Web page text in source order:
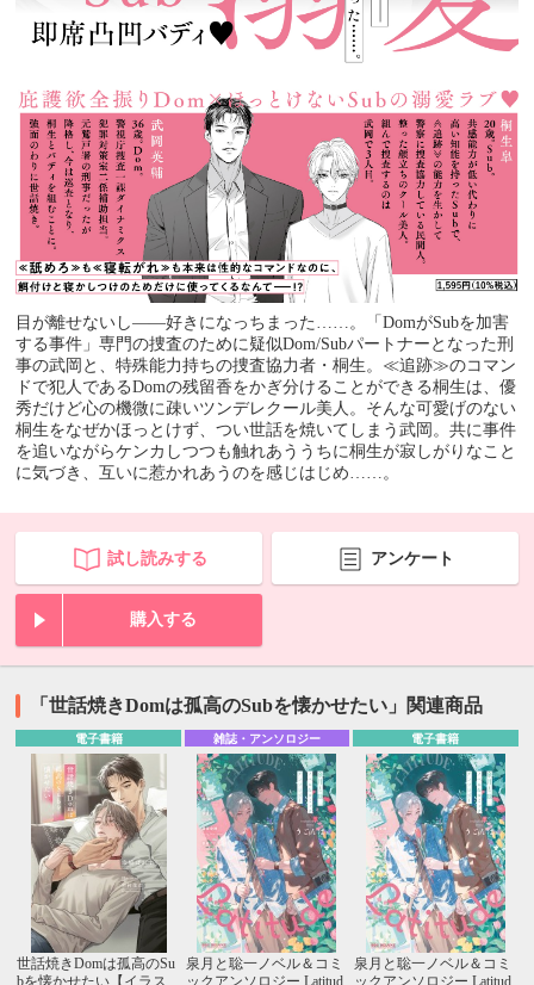
目が離せないし――好きになっちまった……。「DomがSubを加害
する事件」専門の捜査のために疑似Dom/Subパートナーとなった刑
事の武岡と、特殊能力持ちの捜査協力者・桐生。≪追跡≫のコマン
ドで犯人であるDomの残留香をかぎ分けることができる桐生は、優
秀だけど心の機微に疎いツンデレクール美人。そんな可愛げのない
桐生をなぜかほっとけず、つい世話を焼いてしまう武岡。共に事件
を追いながらケンカしつつも触れあううちに桐生が寂しがりなこと
に気づき、互いに惹かれあうのを感じはじめ……。
試し読みする アンケート
購入する
「世話焼きDomは孤高のSubを懐かせたい」関連商品
電子書籍
世話焼きDomは孤高のSu
bを懐かせたい【イラス
雑誌・アンソロジー
泉月と聡一ノベル＆コミ
ックアンソロジー Latitud
電子書籍
泉月と聡一ノベル＆コミ
ックアンソロジー Latitud